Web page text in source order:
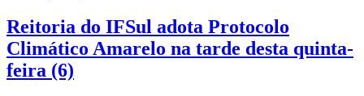
Reitoria do IFSul adota Protocolo
Climático Amarelo na tarde desta quinta-
feira (6)